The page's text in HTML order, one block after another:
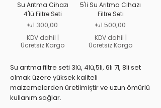
Su Arıtma Cihazı
4'lü Filtre Seti
Fiyat
₺1.300,00
KDV dahil |
Ücretsiz Kargo
5'li Su Arıtma Cihazı
Filtre Seti
Fiyat
₺1.500,00
KDV dahil |
Ücretsiz Kargo
Su arıtma filtre seti 3lü, 4lü,5li, 6lı 7l, 8li set
olmak üzere yüksek kaliteli
malzemelerden üretilmiştir ve uzun ömürlü
kullanım sağlar.